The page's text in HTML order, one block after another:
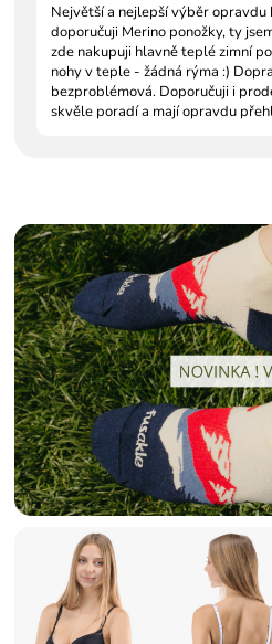
Největší a nejlepší výběr
doporučuji Merino ponožky, ty
zde nakupuji hlavně teplé zimní
nohy v teple - žádná rýma :)
bezproblémová. Doporučuji i
skvěle poradí a mají opravdu